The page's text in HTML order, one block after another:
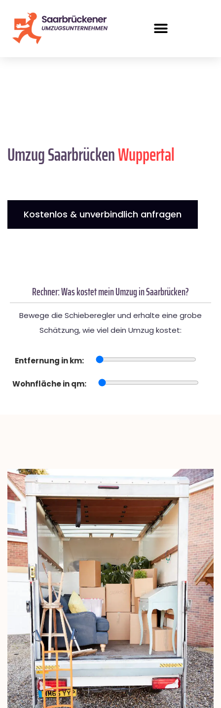
Umzug SaarbrückenWuppertal
Kostenlos & unverbindlich anfragen
Rechner: Was kostet mein Umzug in Saarbrücken?
Bewege die Schieberegler und erhalte eine grobe
Schätzung, wie viel dein Umzug kostet:
Entfernung in km:
Wohnfläche in qm: